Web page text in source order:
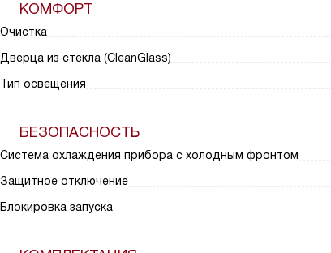
КОМФОРТ
Очистка
Дверца из стекла (CleanGlass)
Тип освещения
БЕЗОПАСНОСТЬ
Система охлаждения прибора с холодным фронтом
Защитное отключение
Блокировка запуска